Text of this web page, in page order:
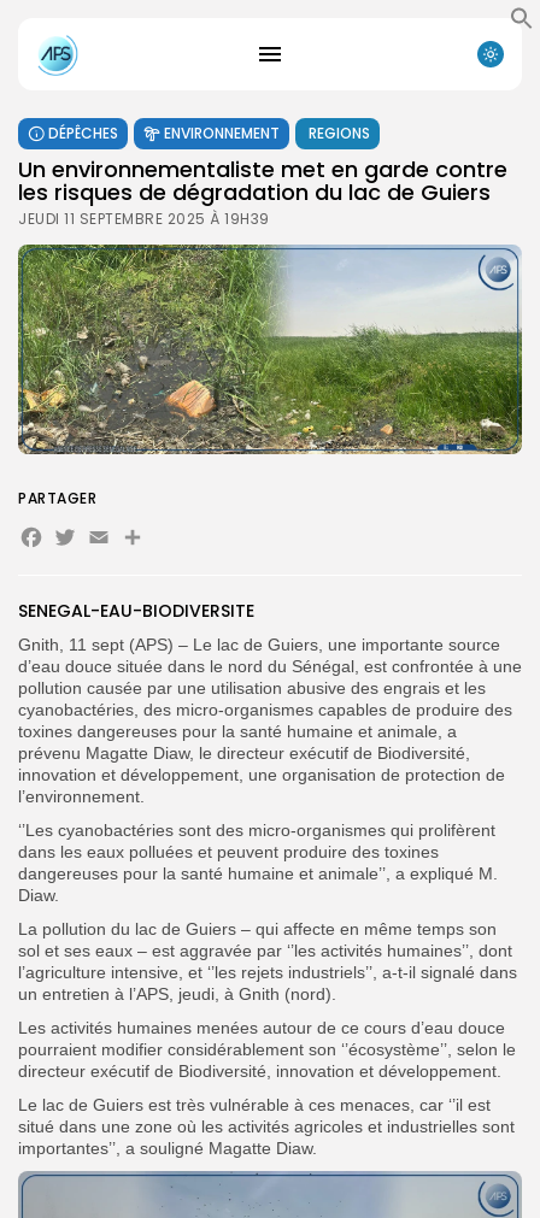
Search
Button
DÉPÊCHES ENVIRONNEMENT REGIONS
Un environnementaliste met en garde contre
les risques de dégradation du lac de Guiers
JEUDI 11 SEPTEMBRE 2025 À 19H39
SENEGAL-EAU-BIODIVERSITE
Gnith, 11 sept (APS) – Le lac de Guiers, une importante source
d’eau douce située dans le nord du Sénégal, est confrontée à une
pollution causée par une utilisation abusive des engrais et les
cyanobactéries, des micro-organismes capables de produire des
toxines dangereuses pour la santé humaine et animale, a
prévenu Magatte Diaw, le directeur exécutif de Biodiversité,
innovation et développement, une organisation de protection de
l’environnement.
‘’Les cyanobactéries sont des micro-organismes qui prolifèrent
dans les eaux polluées et peuvent produire des toxines
dangereuses pour la santé humaine et animale’’, a expliqué M.
Diaw.
La pollution du lac de Guiers – qui affecte en même temps son
sol et ses eaux – est aggravée par ‘’les activités humaines’’, dont
l’agriculture intensive, et ‘’les rejets industriels’’, a-t-il signalé dans
un entretien à l’APS, jeudi, à Gnith (nord).
Les activités humaines menées autour de ce cours d’eau douce
pourraient modifier considérablement son ‘’écosystème’’, selon le
directeur exécutif de Biodiversité, innovation et développement.
Le lac de Guiers est très vulnérable à ces menaces, car ‘’il est
situé dans une zone où les activités agricoles et industrielles sont
importantes’’, a souligné Magatte Diaw.
PARTAGER
Facebook
Twitter
EmailPartager